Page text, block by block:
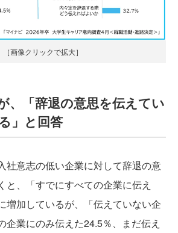
［画像クリックで拡大］
、「辞退の意思を伝えてい
」と回答
社意志の低い企業に対して辞退の意
と、「すでにすべての企業に伝え
増加しているが、「伝えていない企
企業にのみ伝えた24.5％、まだ伝え